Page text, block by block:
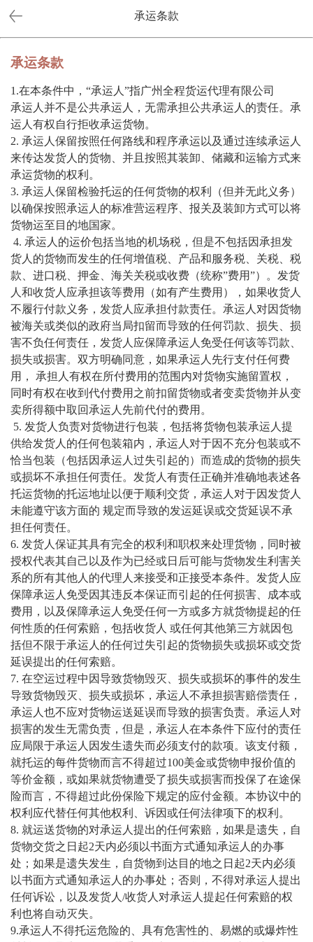
承运条款
承运条款
1.在本条件中，“承运人”指广州全程货运代理有限公司
承运人并不是公共承运人，无需承担公共承运人的责任。承
运人有权自行拒收承运货物。
2. 承运人保留按照任何路线和程序承运以及通过连续承运人
来传达发货人的货物、并且按照其装卸、储藏和运输方式来
承运货物的权利。
3. 承运人保留检验托运的任何货物的权利（但并无此义务）
以确保按照承运人的标准营运程序、报关及装卸方式可以将
货物运至目的地国家。
4. 承运人的运价包括当地的机场税，但是不包括因承担发
货人的货物而发生的任何增值税、产品和服务税、关税、税
款、进口税、押金、海关关税或收费（统称”费用”）。发货
人和收货人应承担该等费用（如有产生费用），如果收货人
不履行付款义务，发货人应承担付款责任。承运人对因货物
被海关或类似的政府当局扣留而导致的任何罚款、损失、损
害不负任何责任，发货人应保障承运人免受任何该等罚款、
损失或损害。双方明确同意，如果承运人先行支付任何费
用， 承担人有权在所付费用的范围内对货物实施留置权，
同时有权在收到代付费用之前扣留货物或者变卖货物并从变
卖所得额中取回承运人先前代付的费用。
5. 发货人负责对货物进行包装，包括将货物包装承运人提
供给发货人的任何包装箱内，承运人对于因不充分包装或不
恰当包装（包括因承运人过失引起的）而造成的货物的损失
或损坏不承担任何责任。发货人有责任正确并准确地表述各
托运货物的托运地址以便于顺利交货，承运人对于因发货人
未能遵守该方面的 规定而导致的发运延误或交货延误不承
担任何责任。
6. 发货人保证其具有完全的权利和职权来处理货物，同时被
授权代表其自己以及作为已经或日后可能与货物发生利害关
系的所有其他人的代理人来接受和正接受本条件。发货人应
保障承运人免受因其违反本保证而引起的任何损害、成本或
费用，以及保障承运人免受任何一方或多方就货物提起的任
何性质的任何索赔，包括收货人 或任何其他第三方就因包
括但不限于承运人的任何过失引起的货物损失或损坏或交货
延误提出的任何索赔。
7. 在空运过程中因导致货物毁灭、损失或损坏的事件的发生
导致货物毁灭、损失或损坏，承运人不承担损害赔偿责任，
承运人也不应对货物运送延误而导致的损害负责。承运人对
损害的发生无需负责，但是，承运人在本条件下应付的责任
应局限于承运人因发生遗失而必须支付的款项。该支付额，
就托运的每件货物而言不得超过100美金或货物申报价值的
等价金额，或如果就货物遭受了损失或损害而投保了在途保
险而言，不得超过此份保险下规定的应付金额。本协议中的
权利应代替任何其他权利、诉因或任何法律项下的权利。
8. 就运送货物的对承运人提出的任何索赔，如果是遗失 ，自
货物交货之日起2天内必须以书面方式通知承运人的办事
处；如果是遗失发生，自货物到达目的地之日起2天内必须
以书面方式通知承运人的办事处；否则，不得对承运人提出
任何诉讼，以及发货人/收货人对承运人提起任何索赔的权
利也将自动灭失。
9.承运人不得托运危险的、具有危害性的、易燃的或爆炸性